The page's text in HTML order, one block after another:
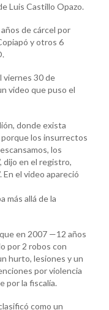
Luis Castillo Opazo.
de cárcel por
y otros 6
viernes 30 de
video que puso el
donde exista
porque los insurrectos
los
dijo en el registro,
el video apareció
más allá de la
en 2007 —12 años
por 2 robos con
hurto, lesiones y un
por violencia
por la fiscalía.
como un